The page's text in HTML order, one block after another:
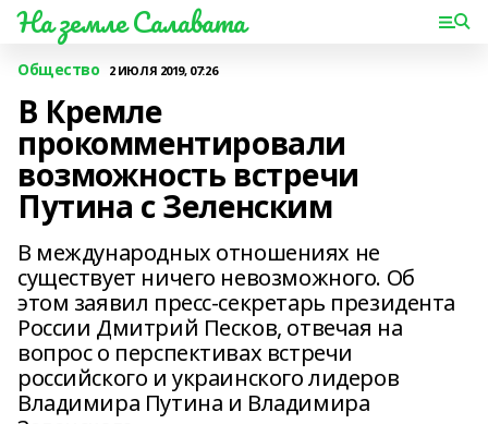
На земле Салавата
Общество 2 ИЮЛЯ 2019, 07:26
В Кремле
прокомментировали
возможность встречи
Путина с Зеленским
В международных отношениях не
существует ничего невозможного. Об
этом заявил пресс-секретарь президента
России Дмитрий Песков, отвечая на
вопрос о перспективах встречи
российского и украинского лидеров
Владимира Путина и Владимира